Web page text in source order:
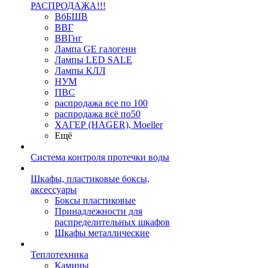
РАСПРОДАЖА!!!
ВбБШВ
ВВГ
ВВГнг
Лампа GE галогенн
Лампы LED SALE
Лампы КЛЛ
НУМ
ПВС
распродажа все по 100
распродажа всё по50
ХАГЕР (HAGER), Moeller
Ещё
Система контроля протечки воды
Шкафы, пластиковые боксы,
аксессуары
Боксы пластиковые
Принадлежности для
распределительных шкафов
Шкафы металлические
Теплотехника
Камины